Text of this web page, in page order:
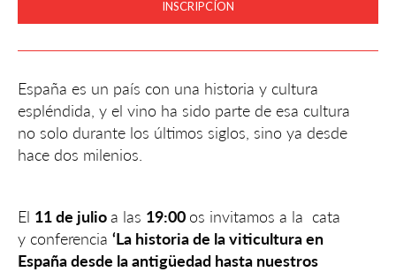
INSCRIPCÍON
España es un país con una historia y cultura
espléndida, y el vino ha sido parte de esa cultura
no solo durante los últimos siglos, sino ya desde
hace dos milenios.
El 11 de julioa las 19:00 os invitamos a la cata
y conferencia ‘La historia de la viticultura en
España desde la antigüedad hasta nuestros